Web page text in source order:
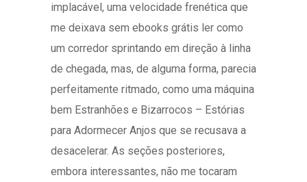
implacável, uma velocidade frenética que
me deixava sem ebooks grátis ler como
um corredor sprintando em direção à linha
de chegada, mas, de alguma forma, parecia
perfeitamente ritmado, como uma máquina
bem Estranhões e Bizarrocos – Estórias
para Adormecer Anjos que se recusava a
desacelerar. As seções posteriores,
embora interessantes, não me tocaram